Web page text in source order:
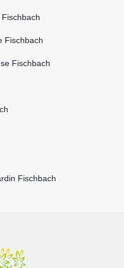
Fischbach
Fischbach
Fischbach